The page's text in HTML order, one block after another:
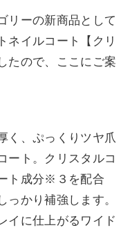
リーの新商品として
ネイルコート【クリ
たので、ここにご案
く、ぷっくりツヤ爪
ート。クリスタルコ
ト成分※３を配合
っかり補強します。
イに仕上がるワイド